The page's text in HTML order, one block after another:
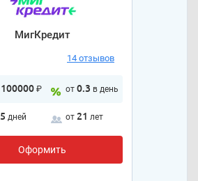
МигКредит
14 отзывов
100000₽ от 0.3 в день
5 дней от 21 лет
Оформить